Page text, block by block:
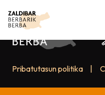
Pribatutasun politika